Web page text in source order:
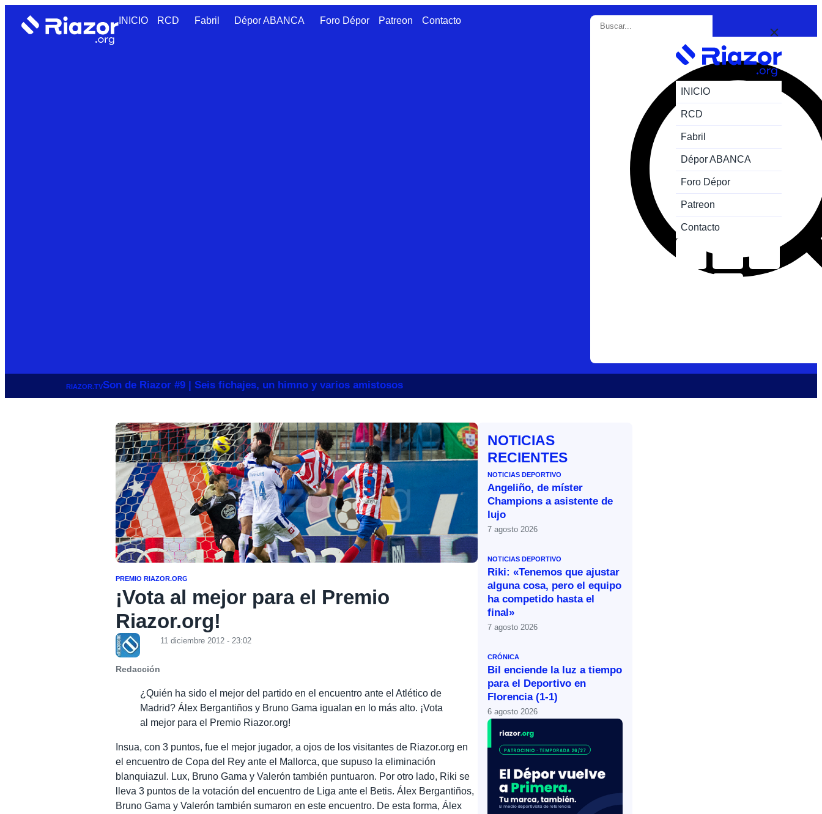
INICIO RCD Fabril Dépor ABANCA Foro Dépor Patreon Contacto
INICIO
RCD
Fabril
Dépor ABANCA
Foro Dépor
Patreon
Contacto
RIAZOR.TVSon de Riazor #9 | Seis fichajes, un himno y varios amistosos
PREMIO RIAZOR.ORG
¡Vota al mejor para el Premio
Riazor.org!
Redacción
11 diciembre 2012 - 23:02
¿Quién ha sido el mejor del partido en el encuentro ante el Atlético de
Madrid? Álex Bergantiños y Bruno Gama igualan en lo más alto. ¡Vota
al mejor para el Premio Riazor.org!
Insua, con 3 puntos, fue el mejor jugador, a ojos de los visitantes de Riazor.org en
el encuentro de Copa del Rey ante el Mallorca, que supuso la eliminación
blanquiazul. Lux, Bruno Gama y Valerón también puntuaron. Por otro lado, Riki se
lleva 3 puntos de la votación del encuentro de Liga ante el Betis. Álex Bergantiños,
Bruno Gama y Valerón también sumaron en este encuentro. De esta forma, Álex
NOTICIAS
RECIENTES
NOTICIAS DEPORTIVO
Angeliño, de míster
Champions a asistente de
lujo
7 agosto 2026
NOTICIAS DEPORTIVO
Riki: «Tenemos que ajustar
alguna cosa, pero el equipo
ha competido hasta el
final»
7 agosto 2026
CRÓNICA
Bil enciende la luz a tiempo
para el Deportivo en
Florencia (1-1)
6 agosto 2026